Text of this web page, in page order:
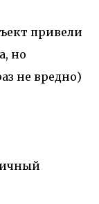
привели
но
не вредно)